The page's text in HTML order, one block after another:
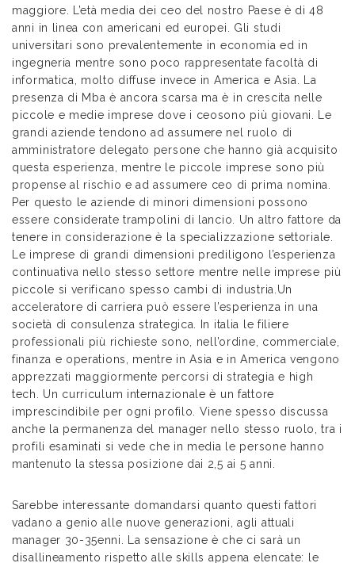
maggiore. L’età media dei ceo del nostro Paese è di 48
anni in linea con americani ed europei. Gli studi
universitari sono prevalentemente in economia ed in
ingegneria mentre sono poco rappresentate facoltà di
informatica, molto diffuse invece in America e Asia. La
presenza di Mba è ancora scarsa ma è in crescita nelle
piccole e medie imprese dove i ceosono più giovani. Le
grandi aziende tendono ad assumere nel ruolo di
amministratore delegato persone che hanno già acquisito
questa esperienza, mentre le piccole imprese sono più
propense al rischio e ad assumere ceo di prima nomina.
Per questo le aziende di minori dimensioni possono
essere considerate trampolini di lancio. Un altro fattore da
tenere in considerazione è la specializzazione settoriale.
Le imprese di grandi dimensioni prediligono l’esperienza
continuativa nello stesso settore mentre nelle imprese più
piccole si verificano spesso cambi di industria.Un
acceleratore di carriera può essere l’esperienza in una
società di consulenza strategica. In italia le filiere
professionali più richieste sono, nell’ordine, commerciale,
finanza e operations, mentre in Asia e in America vengono
apprezzati maggiormente percorsi di strategia e high
tech. Un curriculum internazionale è un fattore
imprescindibile per ogni profilo. Viene spesso discussa
anche la permanenza del manager nello stesso ruolo, tra i
profili esaminati si vede che in media le persone hanno
mantenuto la stessa posizione dai 2,5 ai 5 anni.
Sarebbe interessante domandarsi quanto questi fattori
vadano a genio alle nuove generazioni, agli attuali
manager 30-35enni. La sensazione è che ci sarà un
disallineamento rispetto alle skills appena elencate: le